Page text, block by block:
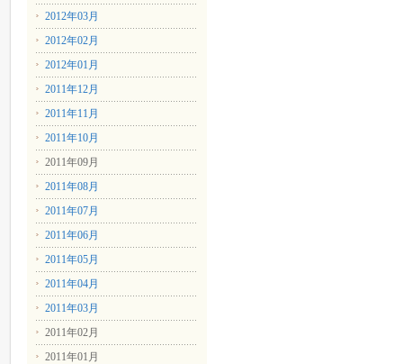
2012年03月
2012年02月
2012年01月
2011年12月
2011年11月
2011年10月
2011年09月
2011年08月
2011年07月
2011年06月
2011年05月
2011年04月
2011年03月
2011年02月
2011年01月